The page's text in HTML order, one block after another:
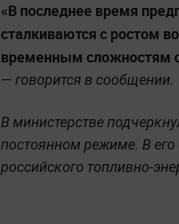
«В последнее время
сталкиваются с ростом
временным сложностям
— говорится в сообщении.
В министерстве
постоянном режиме. В
российского топливно-